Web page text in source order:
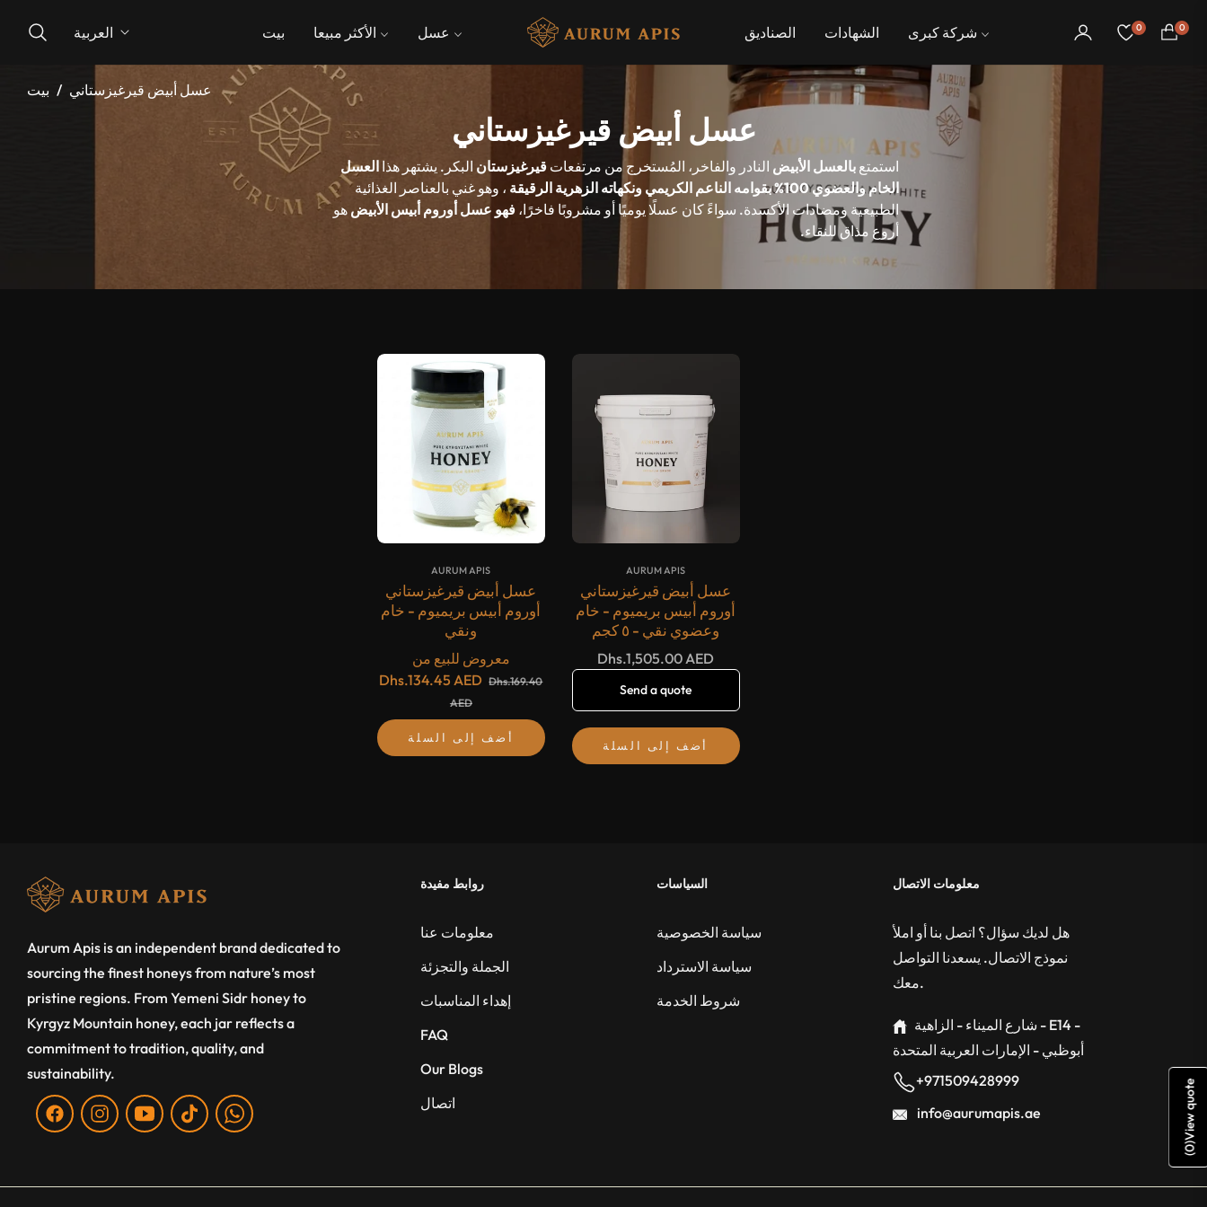
العربية بيت الأكثر مبيعا عسل الصناديق الشهادات شركة كبرى 0
عربة
0
بيت / عسل أبيض قيرغيزستاني
مجموعة:
عسل أبيض قيرغيزستاني
استمتع بالعسل الأبيض النادر والفاخر، المُستخرج من مرتفعات قيرغيزستان البكر. يشتهر هذا العسل
الخام والعضوي 100%
بقوامه الناعم الكريمي ونكهاته الزهرية الرقيقة ، وهو غني بالعناصر الغذائية
الطبيعية ومضادات الأكسدة. سواءً كان عسلًا يوميًا أو مشروبًا فاخرًا، فهو عسل أوروم أبيس الأبيض هو
أروع مذاق للنقاء.
{##}
AURUM APIS
عسل أبيض قيرغيزستاني
أوروم أبيس بريميوم - خام
ونقي
معروض للبيع من
Dhs.134.45 AED Dhs.169.40
AED
أضف إلى السلة
AURUM APIS
عسل أبيض قيرغيزستاني
أوروم أبيس بريميوم - خام
وعضوي نقي - ٥ كجم
السعر
Dhs.1,505.00 AED
Send a quote
أضف إلى السلة
Aurum Apis is an independent brand dedicated to
sourcing the finest honeys from nature’s most
pristine regions. From Yemeni Sidr honey to
Kyrgyz Mountain honey, each jar reflects a
commitment to tradition, quality, and
sustainability.
Fb Ins You Tiktok WA
روابط مفيدة
معلومات عنا
الجملة والتجزئة
إهداء المناسبات
FAQ
Our Blogs
اتصال
السياسات
سياسة الخصوصية
سياسة الاسترداد
شروط الخدمة
معلومات الاتصال
هل لديك سؤال؟ اتصل بنا أو املأ
نموذج الاتصال. يسعدنا التواصل
معك.
شارع الميناء - الزاهية - E14 -
أبوظبي - الإمارات العربية المتحدة
+971509428999
info@aurumapis.ae
(
0
)
View quote